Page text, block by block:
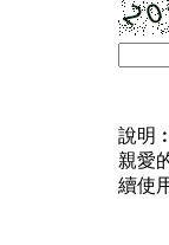
說明︰
親愛
續使